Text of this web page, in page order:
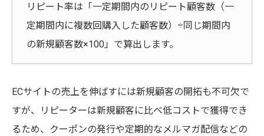
リピート率は「一定期間内のリピート顧客数（一
定期間内に複数回購入した顧客数）÷同じ期間内
の新規顧客数×100」で算出します。
ECサイトの売上を伸ばすには新規顧客の開拓も不可欠で
すが、リピーターは新規顧客に比べ低コストで獲得でき
るため、クーポンの発行や定期的なメルマガ配信などの